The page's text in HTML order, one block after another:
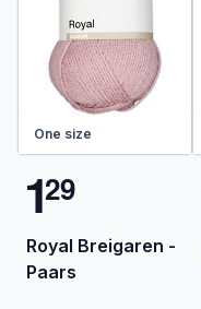
One size
129
Royal Breigaren -
Paars